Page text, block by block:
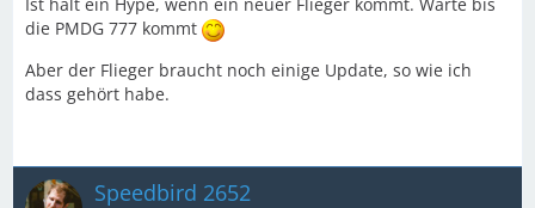
die PMDG 777 kommt
Aber der Flieger braucht noch einige Update, so wie ich
dass gehört habe.
Speedbird 2652